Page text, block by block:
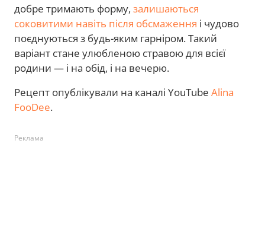
добре тримають форму, залишаються
соковитими навіть після обсмаження і чудово
поєднуються з будь-яким гарніром. Такий
варіант стане улюбленою стравою для всієї
родини — і на обід, і на вечерю.
Рецепт опублікували на каналі YouTube Alina
FooDee.
Реклама